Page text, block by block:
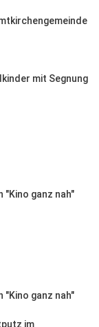
mit Segnung
ganz nah"
ganz nah"
im